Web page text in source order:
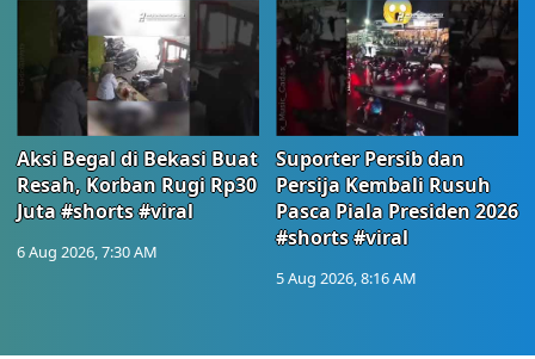
Aksi Begal di Bekasi Buat
Resah, Korban Rugi Rp30
Juta #shorts #viral
6 Aug 2026, 7:30 AM
Suporter Persib dan
Persija Kembali Rusuh
Pasca Piala Presiden 2026
#shorts #viral
5 Aug 2026, 8:16 AM